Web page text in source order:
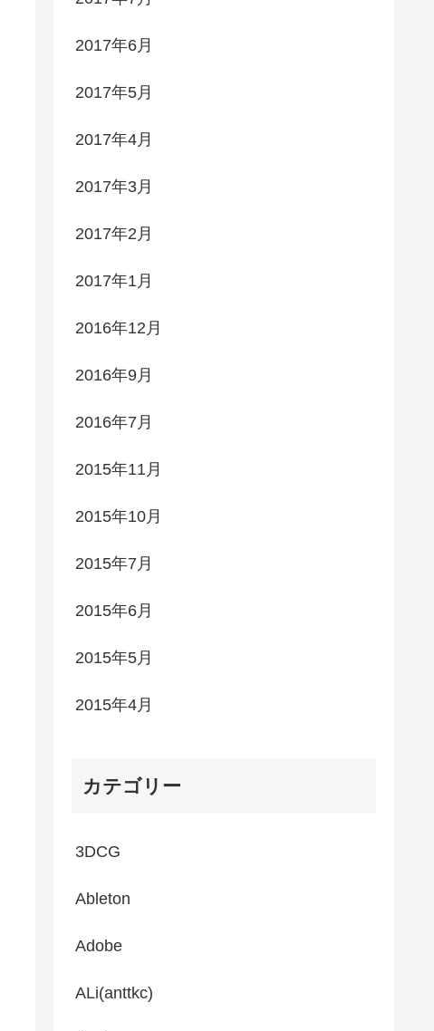
2017年6月
2017年5月
2017年4月
2017年3月
2017年2月
2017年1月
2016年12月
2016年9月
2016年7月
2015年11月
2015年10月
2015年7月
2015年6月
2015年5月
2015年4月
カテゴリー
3DCG
Ableton
Adobe
ALi(anttkc)